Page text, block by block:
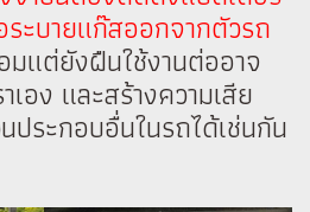
ะบายแก๊สออกจากตัวรถ
แต่ยังฝืนใช้งานต่ออาจ
เอง และสร้างความเสีย
ระกอบอื่นในรถได้เช่นกัน